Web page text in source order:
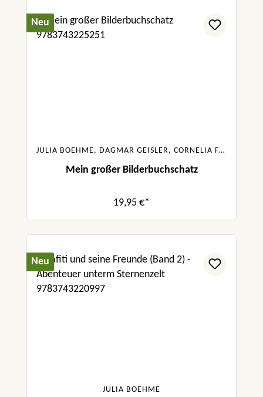
Neu
JULIA BOEHME, DAGMAR GEISLER, CORNELIA FUNKE, SASKIA HULA, URSULA POZNANSKI, SABINE BOHLMANN
Mein großer Bilderbuchschatz
19,95 €*
Neu
JULIA BOEHME